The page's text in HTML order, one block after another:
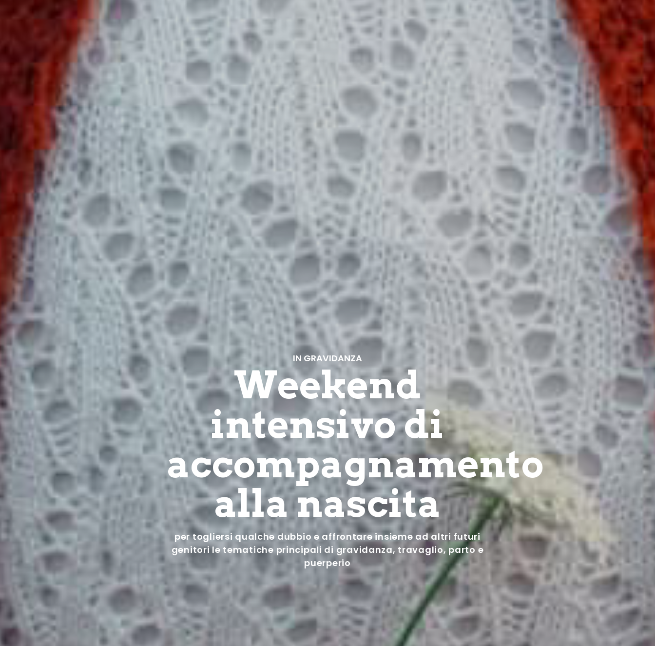
IN GRAVIDANZA
Weekend
intensivo di
accompagnamento
alla nascita
per togliersi qualche dubbio e affrontare insieme ad altri futuri
genitori le tematiche principali di gravidanza, travaglio, parto e
puerperio